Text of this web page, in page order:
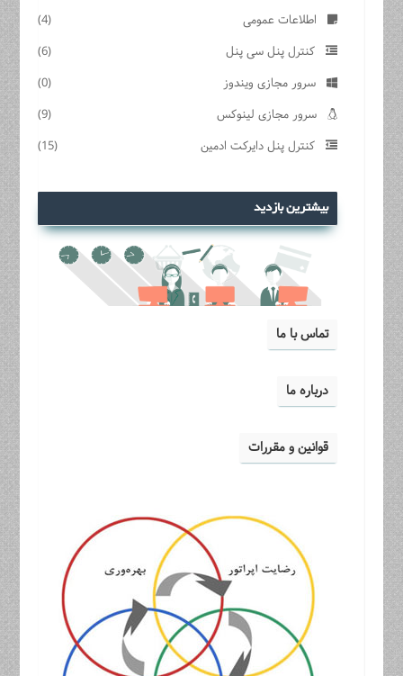
اطلاعات عمومی
(4)
کنترل پنل سی پنل
(6)
سرور مجازی ویندوز
(0)
سرور مجازی لینوکس
(9)
کنترل پنل دایرکت ادمین
(15)
بیشترین بازدید
تماس با ما
درباره ما
قوانین و مقررات